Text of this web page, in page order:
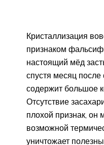
Кристаллизация
признаком
настоящий мёд
спустя месяц после
содержит большое
Отсутствие
плохой признак, он
возможной
уничтожает